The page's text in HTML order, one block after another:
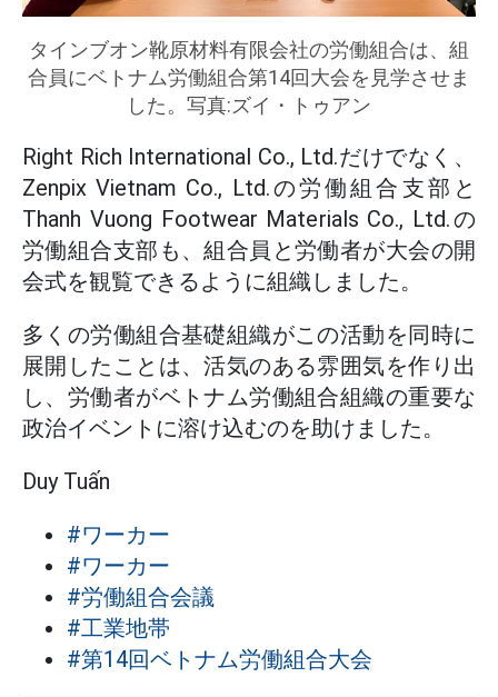
タインブオン靴原材料有限会社の労働組合は、組
合員にベトナム労働組合第14回大会を見学させま
した。写真:ズイ・トゥアン
Right Rich International Co., Ltd.だけでなく、
Zenpix Vietnam Co., Ltd.の労働組合支部と
Thanh Vuong Footwear Materials Co., Ltd.の
労働組合支部も、組合員と労働者が大会の開
会式を観覧できるように組織しました。
多くの労働組合基礎組織がこの活動を同時に
展開したことは、活気のある雰囲気を作り出
し、労働者がベトナム労働組合組織の重要な
政治イベントに溶け込むのを助けました。
Duy Tuấn
#ワーカー
#ワーカー
#労働組合会議
#工業地帯
#第14回ベトナム労働組合大会